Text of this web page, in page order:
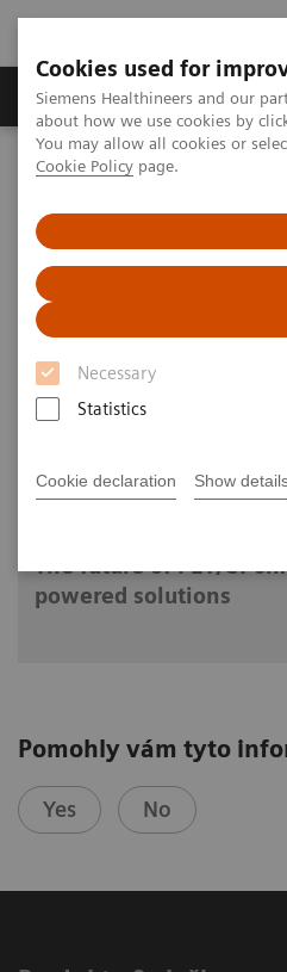
Cookies used for
Siemens Healthineers and our
about how we use cookies by
You may allow all cookies or
Cookie Policy page.
Necessary
Statistics
Cookie declaration Show
Zobrazovací technika
Home Zobrazovací technika
The future of PET/CT simulation
The future of
and AI-powered
SNMMI 2020 - Symposium
The future of PET/CT
powered solutions
Pomohly vám tyto
Yes No